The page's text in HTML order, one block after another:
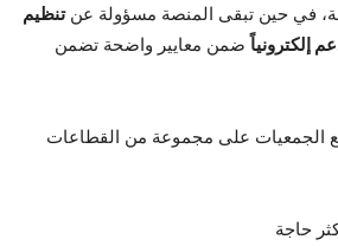
في حين تبقى المنصة مسؤولة عنتنظيم
إلكترونياًضمن معايير واضحة تضمن
مع الجمعيات على مجموعة من القطاعات
حاجة